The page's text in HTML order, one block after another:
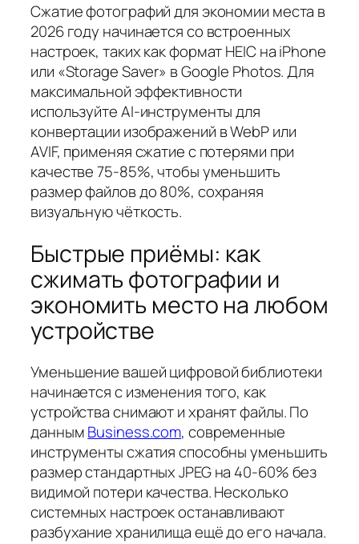
Сжатие фотографий для экономии места в
2026 году начинается со встроенных
настроек, таких как формат HEIC на iPhone
или «Storage Saver» в Google Photos. Для
максимальной эффективности
используйте AI-инструменты для
конвертации изображений в WebP или
AVIF, применяя сжатие с потерями при
качестве 75-85%, чтобы уменьшить
размер файлов до 80%, сохраняя
визуальную чёткость.
Быстрые приёмы: как
сжимать фотографии и
экономить место на любом
устройстве
Уменьшение вашей цифровой библиотеки
начинается с изменения того, как
устройства снимают и хранят файлы. По
даннымBusiness.com, современные
инструменты сжатия способны уменьшить
размер стандартных JPEG на 40-60% без
видимой потери качества. Несколько
системных настроек останавливают
разбухание хранилища ещё до его начала.